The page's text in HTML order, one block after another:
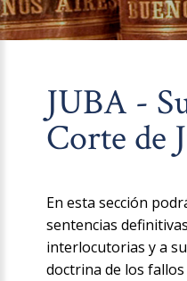
JUBA -
Corte de
En esta sección
sentencias
interlocutorias y a
doctrina de los